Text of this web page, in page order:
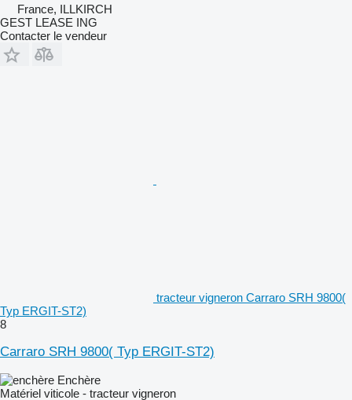
France, ILLKIRCH
GEST LEASE ING
Contacter le vendeur
tracteur vigneron Carraro SRH 9800(
Typ ERGIT-ST2)
8
Carraro SRH 9800( Typ ERGIT-ST2)
Enchère
Matériel viticole - tracteur vigneron